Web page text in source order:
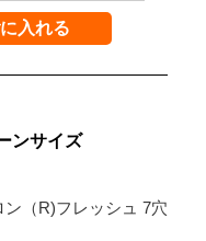
ンサイズ
ン（R)フレッシュ 7穴